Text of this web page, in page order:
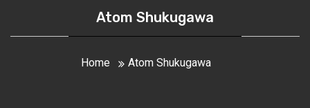
Atom Shukugawa
Home Atom Shukugawa